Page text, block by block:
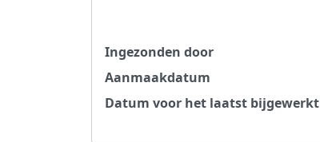
Ingezonden door
Aanmaakdatum
Datum voor het laatst bijgewerkt